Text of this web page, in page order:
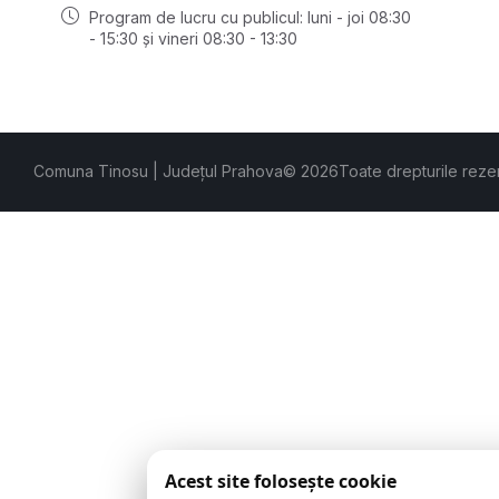
Program de lucru cu publicul: luni - joi 08:30
- 15:30 și vineri 08:30 - 13:30
Comuna Tinosu | Județul Prahova© 2026Toate drepturile
Acest site folosește cookie